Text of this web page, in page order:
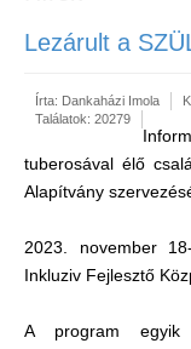
Lezárult a
Írta: Dankaházi Imola
Találatok: 20279
tuberosával élő
Alapítvány
2023. november
Inkluziv Fejlesztő
A program egyik